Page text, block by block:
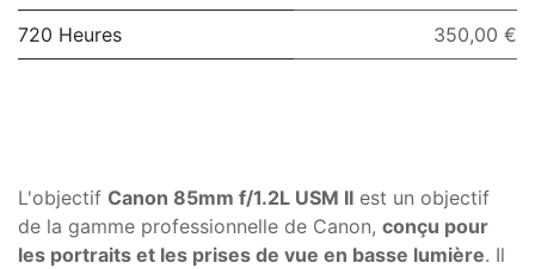
720 Heures 350,00 €
L'objectif Canon 85mm f/1.2L USM II est un objectif
de la gamme professionnelle de Canon, conçu pour
les portraits et les prises de vue en basse lumière. Il